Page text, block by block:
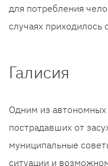
для потребления
случаях приходилось
Галисия
Одним из
пострадавших от
муниципальные
ситуации и